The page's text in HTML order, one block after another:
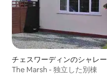
チェスワーディンのシャレー
The Marsh - 独立した別棟